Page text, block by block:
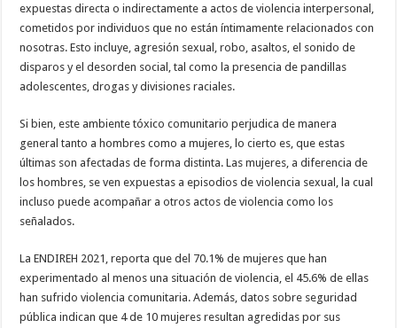
expuestas directa o indirectamente a actos de violencia interpersonal,
cometidos por individuos que no están íntimamente relacionados con
nosotras. Esto incluye, agresión sexual, robo, asaltos, el sonido de
disparos y el desorden social, tal como la presencia de pandillas
adolescentes, drogas y divisiones raciales.
Si bien, este ambiente tóxico comunitario perjudica de manera
general tanto a hombres como a mujeres, lo cierto es, que estas
últimas son afectadas de forma distinta. Las mujeres, a diferencia de
los hombres, se ven expuestas a episodios de violencia sexual, la cual
incluso puede acompañar a otros actos de violencia como los
señalados.
La ENDIREH 2021, reporta que del 70.1% de mujeres que han
experimentado al menos una situación de violencia, el 45.6% de ellas
han sufrido violencia comunitaria. Además, datos sobre seguridad
pública indican que 4 de 10 mujeres resultan agredidas por sus